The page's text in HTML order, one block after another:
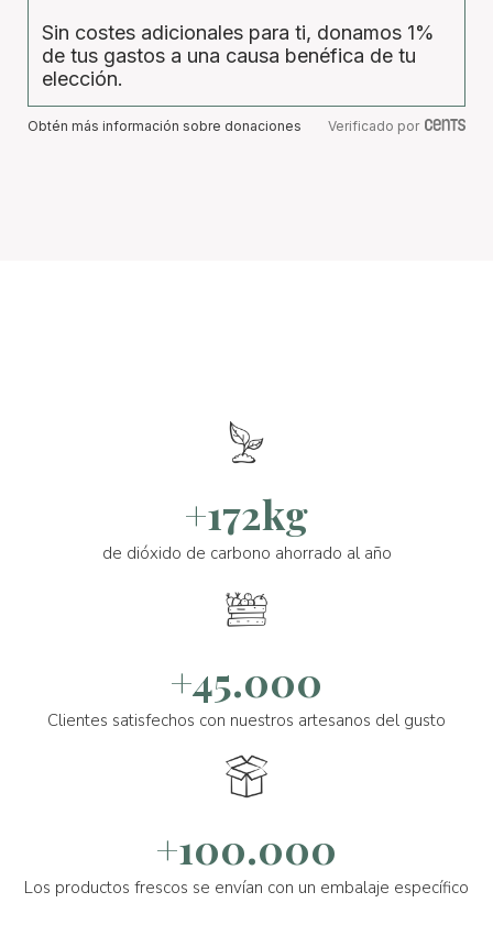
Sin costes adicionales para ti, donamos 1%
de tus gastos a una causa benéfica de tu
elección.
Obtén más información sobre donaciones Verificado por
+172kg
de dióxido de carbono ahorrado al año
+45.000
Clientes satisfechos con nuestros artesanos del gusto
+100.000
Los productos frescos se envían con un embalaje específico